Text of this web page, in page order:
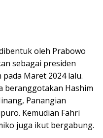
oleh Prabowo
sebagai presiden
Maret 2024 lalu.
beranggotakan Hashim
Panangian
Kemudian Fahri
juga ikut bergabung.